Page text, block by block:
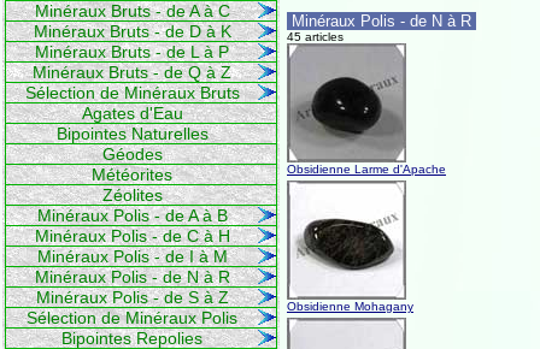
Minéraux Bruts - de A à C
Minéraux Bruts - de D à K
Minéraux Bruts - de L à P
Minéraux Bruts - de Q à Z
Sélection de Minéraux Bruts
Agates d'Eau
Bipointes Naturelles
Géodes
Météorites
Zéolites
Minéraux Polis - de A à B
Minéraux Polis - de C à H
Minéraux Polis - de I à M
Minéraux Polis - de N à R
Minéraux Polis - de S à Z
Sélection de Minéraux Polis
Bipointes Repolies
Minéraux Polis - de N à R
45 articles
Obsidienne Larme d'Apache
Obsidienne Mohagany